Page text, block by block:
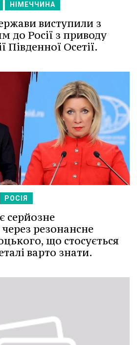
НІМЕЧЧИНА
виступили з
до Росії з приводу
Південної Осетії.
РОСІЯ
серйозне
резонансне
що стосується
варто знати.